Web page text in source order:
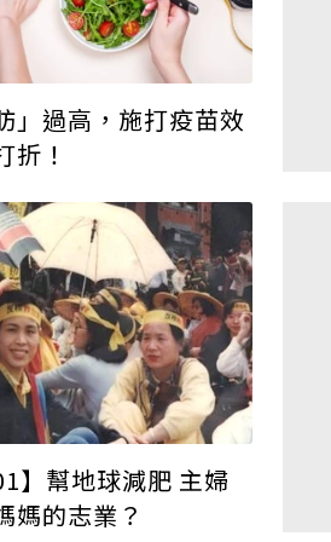
」過高，施打疫苗效
折！
】幫地球減肥 主婦
媽的志業？